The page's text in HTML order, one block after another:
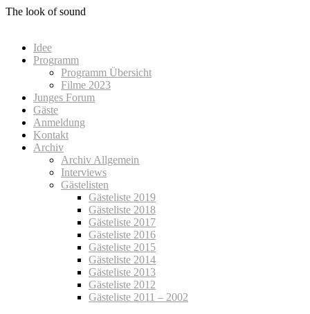
Zum
The look of sound
Idee
Programm
Programm Übersicht
Filme 2023
Junges Forum
Gäste
Anmeldung
Kontakt
Archiv
Archiv Allgemein
Interviews
Gästelisten
Gästeliste 2019
Gästeliste 2018
Gästeliste 2017
Gästeliste 2016
Gästeliste 2015
Gästeliste 2014
Gästeliste 2013
Gästeliste 2012
Gästeliste 2011 – 2002